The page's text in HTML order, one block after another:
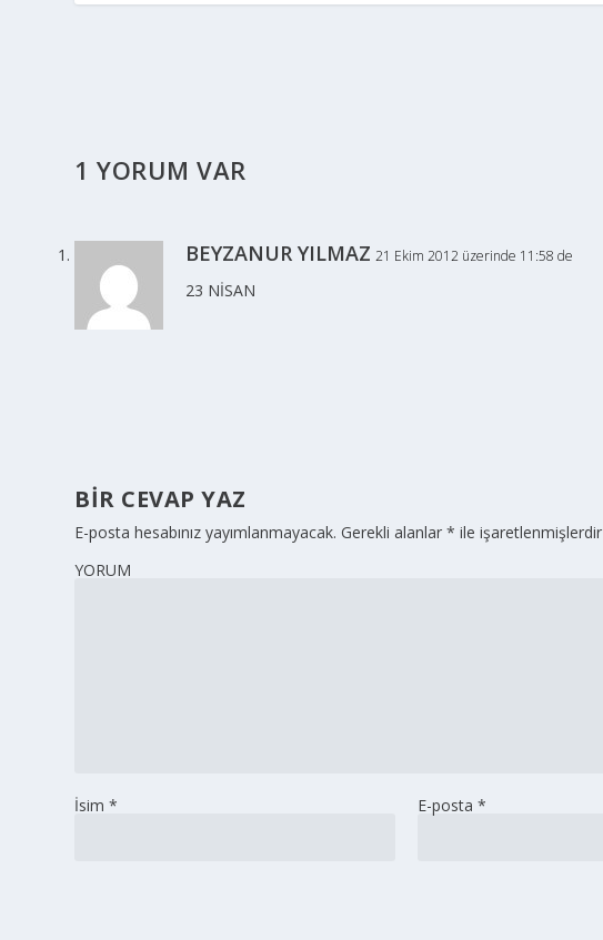
1 YORUM VAR
BEYZANUR YILMAZ 21 Ekim 2012 üzerinde 11:58 de
23 NİSAN
BIR CEVAP YAZ
E-posta hesabınız yayımlanmayacak. Gerekli alanlar* ile işaretlenmişlerdir
YORUM
İsim* E-posta *